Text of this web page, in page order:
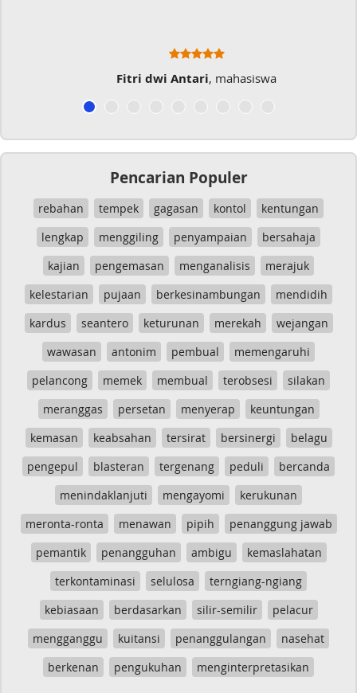
Musicer Indo
Pencarian Populer
rebahan tempek gagasan kontol
kentungan
lengkap
menggiling penyampaian
bersahaja
kajian
pengemasan menganalisis
merajuk
kelestarian
pujaan berkesinambungan
mendidih
kardus
seantero keturunan merekah
wejangan
wawasan
antonim pembual
memengaruhi
pelancong
memek membual terobsesi
silakan
meranggas
persetan menyerap
keuntungan
kemasan
keabsahan tersirat bersinergi
belagu
pengepul
blasteran tergenang peduli
bercanda
menindaklanjuti
mengayomi
kerukunan
meronta-ronta
menawan pipih
penanggung jawab
pemantik
penangguhan ambigu
kemaslahatan
terkontaminasi
selulosa
terngiang-ngiang
kebiasaan
berdasarkan silir-semilir
pelacur
mengganggu
kuitansi penanggulangan
nasehat
berkenan
pengukuhan menginterpretasikan